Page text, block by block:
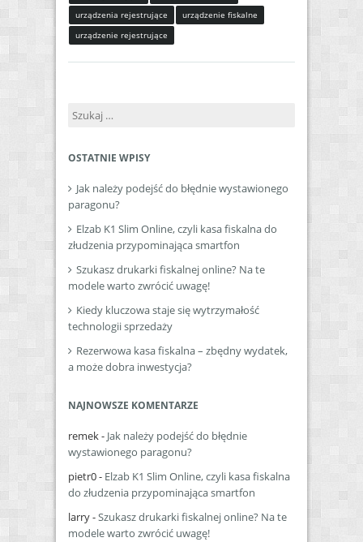
urządzenia rejestrujące
urządzenie fiskalne
urządzenie rejestrujące
Szukaj:
OSTATNIE WPISY
Jak należy podejść do błędnie wystawionego
paragonu?
Elzab K1 Slim Online, czyli kasa fiskalna do
złudzenia przypominająca smartfon
Szukasz drukarki fiskalnej online? Na te
modele warto zwrócić uwagę!
Kiedy kluczowa staje się wytrzymałość
technologii sprzedaży
Rezerwowa kasa fiskalna – zbędny wydatek,
a może dobra inwestycja?
NAJNOWSZE KOMENTARZE
remek- Jak należy podejść do błędnie
wystawionego paragonu?
pietr0- Elzab K1 Slim Online, czyli kasa fiskalna
do złudzenia przypominająca smartfon
larry-Szukasz drukarki fiskalnej online? Na te
modele warto zwrócić uwagę!